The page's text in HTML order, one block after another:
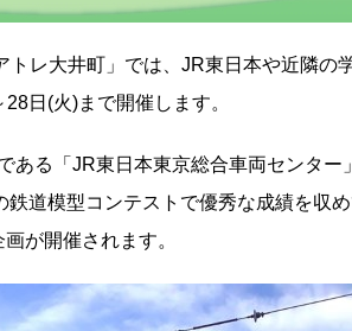
レ大井町」では、JR東日本や近隣の
日(火)まで開催します。
る「JR東日本東京総合車両センター」
道模型コンテストで優秀な成績を収め
が開催されます。